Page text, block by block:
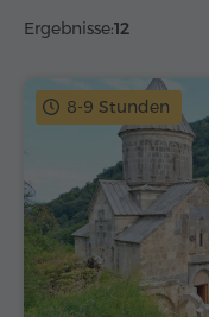
Ergebnisse:12
8-9 Stunden